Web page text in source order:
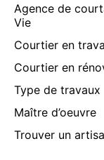
Agence de
Vie
Courtier en
Courtier en
Type de travaux
Maître d’oeuvre
Trouver un